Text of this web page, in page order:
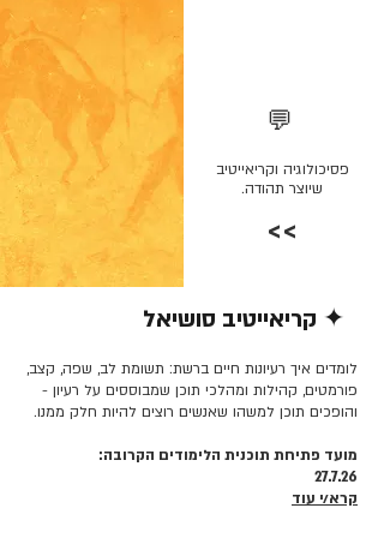
💬
פסיכולוגיה וקריאייטיב
שיוצר תהודה.
>>
✦ קריאייטיב סושיאל
לומדים איך רעיונות חיים ברשת: תשומת לב, שפה, קצב,
פורמטים, קהילות ומהלכי תוכן שמבוססים על רעיון -
והופכים תוכן למשהו שאנשים רוצים להיות חלק ממנו.
מועד פתיחת תוכנית הלימודים הקרובה:
27.7.26
קרא/י עוד